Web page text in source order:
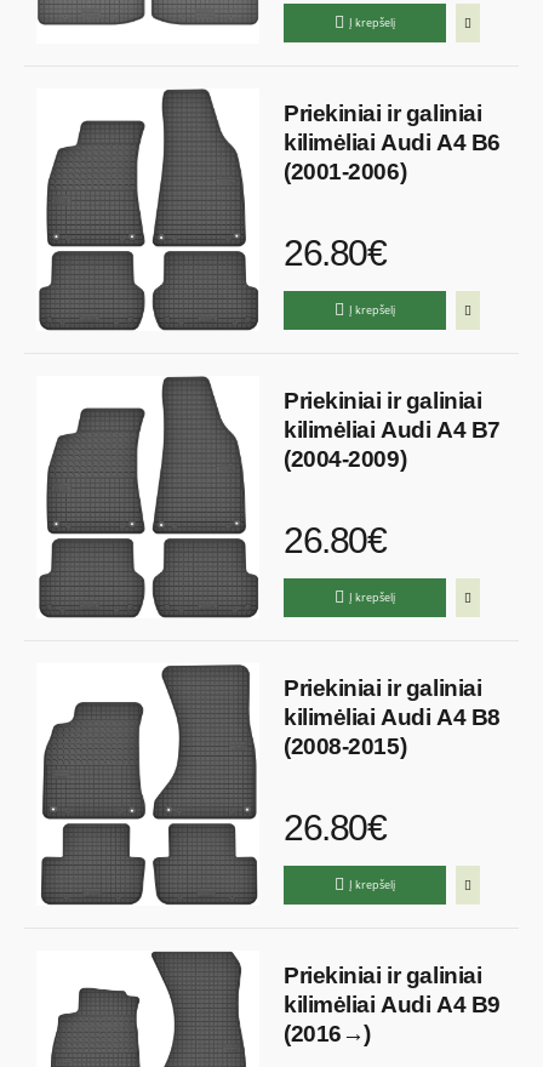
Į krepšelį
Priekiniai ir galiniai
kilimėliai Audi A4 B6
(2001-2006)
26.80€
Į krepšelį
Priekiniai ir galiniai
kilimėliai Audi A4 B7
(2004-2009)
26.80€
Į krepšelį
Priekiniai ir galiniai
kilimėliai Audi A4 B8
(2008-2015)
26.80€
Į krepšelį
Priekiniai ir galiniai
kilimėliai Audi A4 B9
(2016→)